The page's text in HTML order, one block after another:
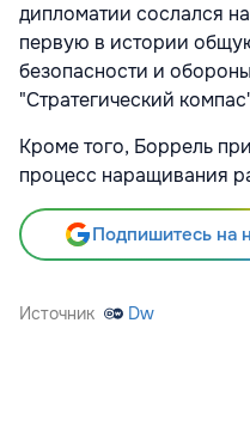
дипломатии сослался
первую в истории
безопасности и
"Стратегический
Кроме того, Боррель
процесс наращивания
Подпишитесь на
Источник Dw